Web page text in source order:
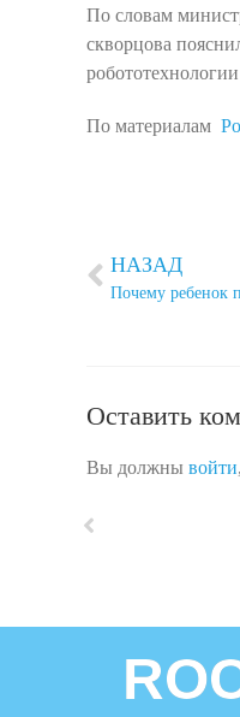
По словам
скворцова
По материалам
НАЗАД
Почему ребенок
Оставить
Вы должны войти